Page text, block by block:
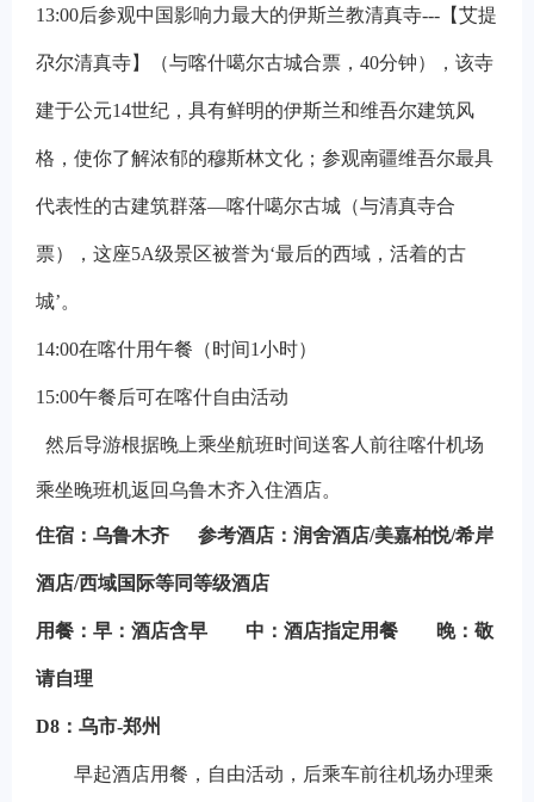
13:00后参观中国影响力最大的伊斯兰教清真寺---【艾提
尕尔清真寺】（与喀什噶尔古城合票，40分钟），该寺
建于公元14世纪，具有鲜明的伊斯兰和维吾尔建筑风
格，使你了解浓郁的穆斯林文化；参观南疆维吾尔最具
代表性的古建筑群落—喀什噶尔古城（与清真寺合
票），这座5A级景区被誉为‘最后的西域，活着的古
城’。
14:00在喀什用午餐（时间1小时）
15:00午餐后可在喀什自由活动
然后导游根据晚上乘坐航班时间送客人前往喀什机场
乘坐晚班机返回乌鲁木齐入住酒店。
住宿 ： 乌鲁木齐 参考酒店：润舍酒店/美嘉柏悦/希岸
酒店/西域国际等同等级酒店
用餐：早：酒店含早 中：酒店指定用餐 晚：敬
请自理
D8 ： 乌市-郑州
早起酒店用餐，自由活动，后乘车前往机场办理乘